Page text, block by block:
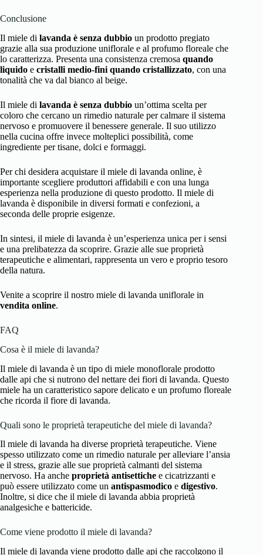
Conclusione
Il miele di lavanda è senza dubbio un prodotto pregiato
grazie alla sua produzione uniflorale e al profumo floreale che
lo caratterizza. Presenta una consistenza cremosa quando
liquido e cristalli medio-fini quando cristallizzato, con una
tonalità che va dal bianco al beige.
Il miele di lavanda è senza dubbio un’ottima scelta per
coloro che cercano un rimedio naturale per calmare il sistema
nervoso e promuovere il benessere generale. Il suo utilizzo
nella cucina offre invece molteplici possibilità, come
ingrediente per tisane, dolci e formaggi.
Per chi desidera acquistare il miele di lavanda online, è
importante scegliere produttori affidabili e con una lunga
esperienza nella produzione di questo prodotto. Il miele di
lavanda è disponibile in diversi formati e confezioni, a
seconda delle proprie esigenze.
In sintesi, il miele di lavanda è un’esperienza unica per i sensi
e una prelibatezza da scoprire. Grazie alle sue proprietà
terapeutiche e alimentari, rappresenta un vero e proprio tesoro
della natura.
Venite a scoprire il nostro miele di lavanda uniflorale in
vendita online.
FAQ
Cosa è il miele di lavanda?
Il miele di lavanda è un tipo di miele monoflorale prodotto
dalle api che si nutrono del nettare dei fiori di lavanda. Questo
miele ha un caratteristico sapore delicato e un profumo floreale
che ricorda il fiore di lavanda.
Quali sono le proprietà terapeutiche del miele di lavanda?
Il miele di lavanda ha diverse proprietà terapeutiche. Viene
spesso utilizzato come un rimedio naturale per alleviare l’ansia
e il stress, grazie alle sue proprietà calmanti del sistema
nervoso. Ha anche proprietà antisettiche e cicatrizzanti e
può essere utilizzato come un antispasmodico e digestivo.
Inoltre, si dice che il miele di lavanda abbia proprietà
analgesiche e battericide.
Come viene prodotto il miele di lavanda?
Il miele di lavanda viene prodotto dalle api che raccolgono il